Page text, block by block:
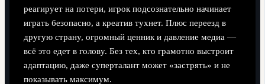
реагирует на потери, игрок подсознательно начинает
играть безопасно, а креатив тухнет. Плюс переезд в
другую страну, огромный ценник и давление медиа —
всё это едет в голову. Без тех, кто грамотно выстроит
адаптацию, даже суперталант может «застрять» и не
показывать максимум.